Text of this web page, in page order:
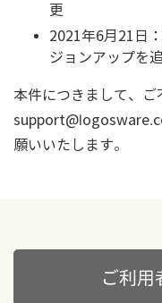
更
2021年6月21日
ジョンアップを
本件につきまして、ご
願いいたします。
ご利用